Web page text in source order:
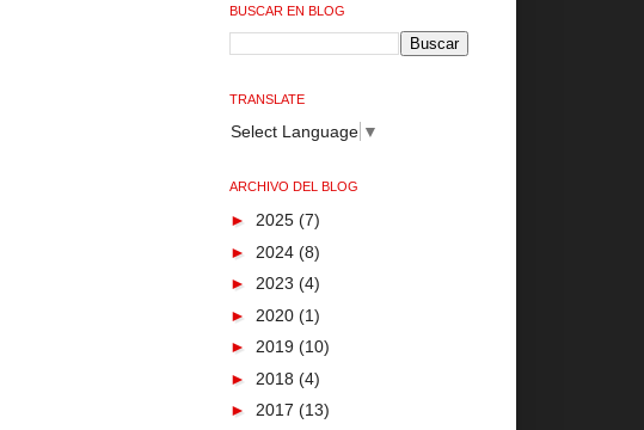
BUSCAR EN BLOG
TRANSLATE
Select Language ▼
ARCHIVO DEL BLOG
► 2025 (7)
► 2024 (8)
► 2023 (4)
► 2020 (1)
► 2019 (10)
► 2018 (4)
► 2017 (13)